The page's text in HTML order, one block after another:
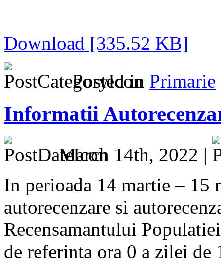
Download [335.52 KB]
Posted in Primarie
Informatii
March 14th, 2022 |
In perioada 14 martie – 15
autorecenzare si
Recensamantului
de referinta ora 0 a zilei de